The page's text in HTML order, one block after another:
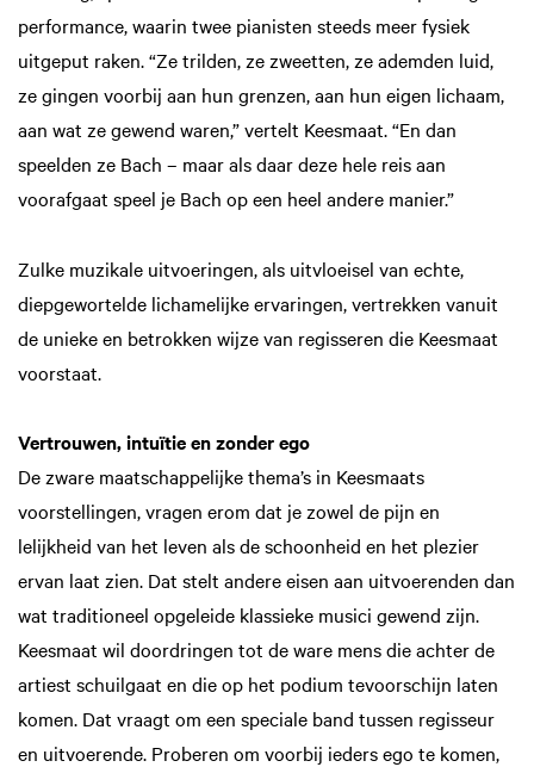
performance, waarin twee pianisten steeds meer fysiek
uitgeput raken. “Ze trilden, ze zweetten, ze ademden luid,
ze gingen voorbij aan hun grenzen, aan hun eigen lichaam,
aan wat ze gewend waren,” vertelt Keesmaat. “En dan
speelden ze Bach – maar als daar deze hele reis aan
voorafgaat speel je Bach op een heel andere manier.”
Zulke muzikale uitvoeringen, als uitvloeisel van echte,
diepgewortelde lichamelijke ervaringen, vertrekken vanuit
de unieke en betrokken wijze van regisseren die Keesmaat
voorstaat.
Vertrouwen, intuïtie en zonder ego
De zware maatschappelijke thema’s in Keesmaats
voorstellingen, vragen erom dat je zowel de pijn en
lelijkheid van het leven als de schoonheid en het plezier
ervan laat zien. Dat stelt andere eisen aan uitvoerenden dan
wat traditioneel opgeleide klassieke musici gewend zijn.
Keesmaat wil doordringen tot de ware mens die achter de
artiest schuilgaat en die op het podium tevoorschijn laten
komen. Dat vraagt om een speciale band tussen regisseur
en uitvoerende. Proberen om voorbij ieders ego te komen,